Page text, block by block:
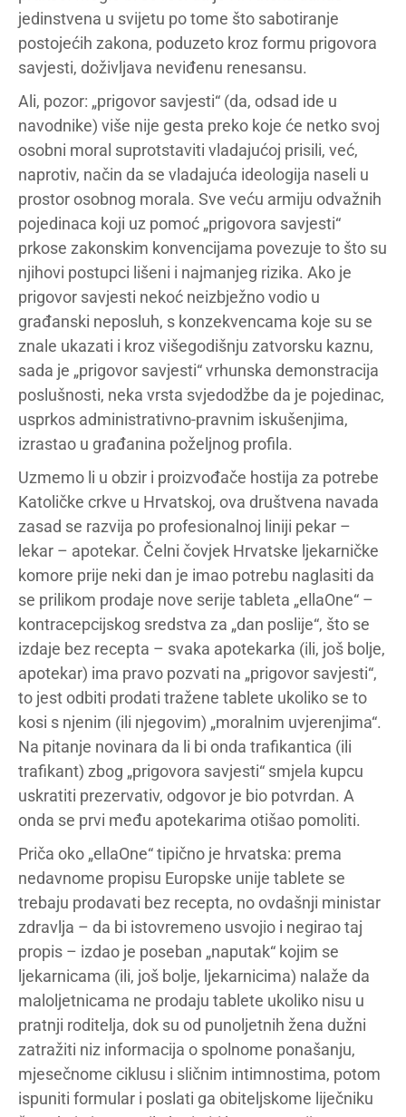
jedinstvena u svijetu po tome što sabotiranje
postojećih zakona, poduzeto kroz formu prigovora
savjesti, doživljava neviđenu renesansu.
Ali, pozor: „prigovor savjesti“ (da, odsad ide u
navodnike) više nije gesta preko koje će netko svoj
osobni moral suprotstaviti vladajućoj prisili, već,
naprotiv, način da se vladajuća ideologija naseli u
prostor osobnog morala. Sve veću armiju odvažnih
pojedinaca koji uz pomoć „prigovora savjesti“
prkose zakonskim konvencijama povezuje to što su
njihovi postupci lišeni i najmanjeg rizika. Ako je
prigovor savjesti nekoć neizbježno vodio u
građanski neposluh, s konzekvencama koje su se
znale ukazati i kroz višegodišnju zatvorsku kaznu,
sada je „prigovor savjesti“ vrhunska demonstracija
poslušnosti, neka vrsta svjedodžbe da je pojedinac,
usprkos administrativno-pravnim iskušenjima,
izrastao u građanina poželjnog profila.
Uzmemo li u obzir i proizvođače hostija za potrebe
Katoličke crkve u Hrvatskoj, ova društvena navada
zasad se razvija po profesionalnoj liniji pekar –
lekar – apotekar. Čelni čovjek Hrvatske ljekarničke
komore prije neki dan je imao potrebu naglasiti da
se prilikom prodaje nove serije tableta „ellaOne“ –
kontracepcijskog sredstva za „dan poslije“, što se
izdaje bez recepta – svaka apotekarka (ili, još bolje,
apotekar) ima pravo pozvati na „prigovor savjesti“,
to jest odbiti prodati tražene tablete ukoliko se to
kosi s njenim (ili njegovim) „moralnim uvjerenjima“.
Na pitanje novinara da li bi onda trafikantica (ili
trafikant) zbog „prigovora savjesti“ smjela kupcu
uskratiti prezervativ, odgovor je bio potvrdan. A
onda se prvi među apotekarima otišao pomoliti.
Priča oko „ellaOne“ tipično je hrvatska: prema
nedavnome propisu Europske unije tablete se
trebaju prodavati bez recepta, no ovdašnji ministar
zdravlja – da bi istovremeno usvojio i negirao taj
propis – izdao je poseban „naputak“ kojim se
ljekarnicama (ili, još bolje, ljekarnicima) nalaže da
maloljetnicama ne prodaju tablete ukoliko nisu u
pratnji roditelja, dok su od punoljetnih žena dužni
zatražiti niz informacija o spolnome ponašanju,
mjesečnome ciklusu i sličnim intimnostima, potom
ispuniti formular i poslati ga obiteljskome liječniku